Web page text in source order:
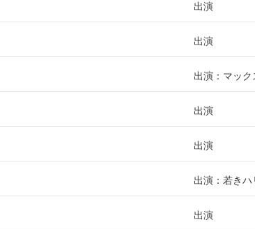
出演
出演
出演：マック
出演
出演
出演：若きハ
出演